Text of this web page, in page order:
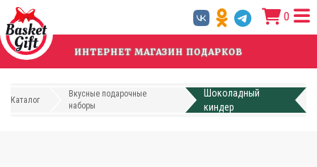
Перейти
основному
содержанию
0
ИНТЕРНЕТ МАГАЗИН ПОДАРКОВ
Каталог
Вкусные подарочные
наборы
Шоколадный
киндер